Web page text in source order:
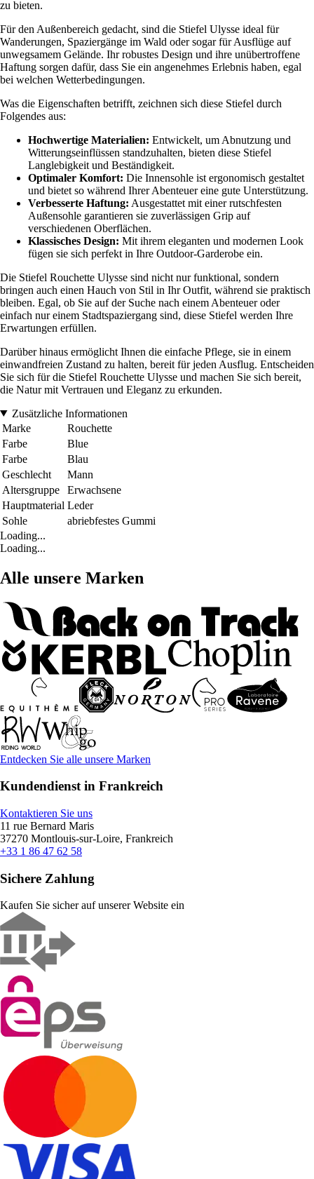
zu bieten.
Für den Außenbereich gedacht, sind die Stiefel Ulysse ideal für
Wanderungen, Spaziergänge im Wald oder sogar für Ausflüge auf
unwegsamem Gelände. Ihr robustes Design und ihre unübertroffene
Haftung sorgen dafür, dass Sie ein angenehmes Erlebnis haben, egal
bei welchen Wetterbedingungen.
Was die Eigenschaften betrifft, zeichnen sich diese Stiefel durch
Folgendes aus:
Hochwertige Materialien: Entwickelt, um Abnutzung und
Witterungseinflüssen standzuhalten, bieten diese Stiefel
Langlebigkeit und Beständigkeit.
Optimaler Komfort: Die Innensohle ist ergonomisch gestaltet
und bietet so während Ihrer Abenteuer eine gute Unterstützung.
Verbesserte Haftung: Ausgestattet mit einer rutschfesten
Außensohle garantieren sie zuverlässigen Grip auf
verschiedenen Oberflächen.
Klassisches Design: Mit ihrem eleganten und modernen Look
fügen sie sich perfekt in Ihre Outdoor-Garderobe ein.
Die Stiefel Rouchette Ulysse sind nicht nur funktional, sondern
bringen auch einen Hauch von Stil in Ihr Outfit, während sie praktisch
bleiben. Egal, ob Sie auf der Suche nach einem Abenteuer oder
einfach nur einem Stadtspaziergang sind, diese Stiefel werden Ihre
Erwartungen erfüllen.
Darüber hinaus ermöglicht Ihnen die einfache Pflege, sie in einem
einwandfreien Zustand zu halten, bereit für jeden Ausflug. Entscheiden
Sie sich für die Stiefel Rouchette Ulysse und machen Sie sich bereit,
die Natur mit Vertrauen und Eleganz zu erkunden.
Zusätzliche Informationen
Marke
Rouchette
Farbe
Blue
Farbe
Blau
Geschlecht
Mann
Altersgruppe
Erwachsene
Hauptmaterial Leder
Sohle
abriebfestes Gummi
Loading...
Loading...
Alle unsere Marken
Entdecken Sie alle unsere Marken
Kundendienst in Frankreich
Kontaktieren Sie uns
11 rue Bernard Maris
37270 Montlouis-sur-Loire, Frankreich
+33 1 86 47 62 58
Sichere Zahlung
Kaufen Sie sicher auf unserer Website ein